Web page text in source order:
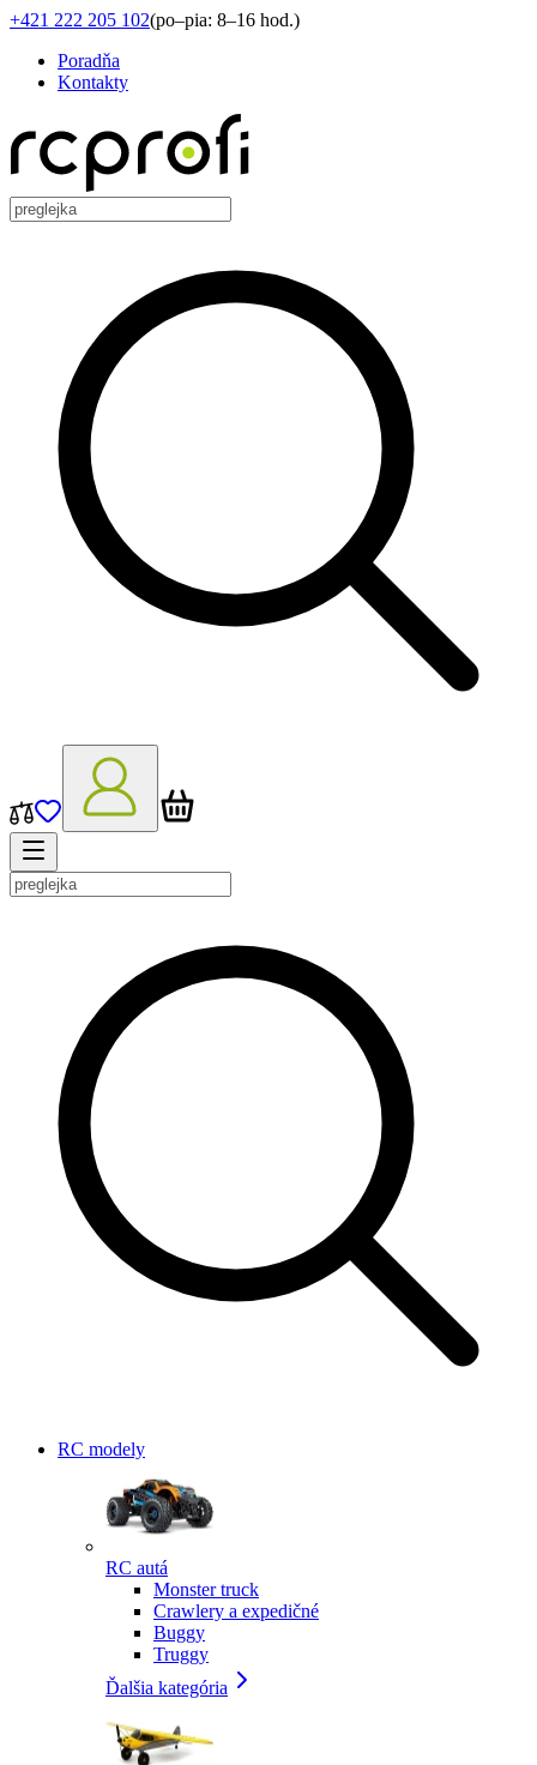
+421 222 205 102(po–pia: 8–16 hod.)
Poradňa
Kontakty
RC modely
RC autá
Monster truck
Crawlery a expedičné
Buggy
Truggy
Ďalšia kategória